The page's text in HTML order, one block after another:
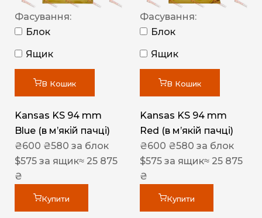
Фасування:
Блок
Ящик
В Кошик
Kansas KS 94 mm
Blue (в мʼякій пачці)
₴600 ₴580 за блок
$575 за ящик≈ 25 875
₴
Купити
Фасування:
Блок
Ящик
В Кошик
Kansas KS 94 mm
Red (в мʼякій пачці)
₴600 ₴580 за блок
$575 за ящик≈ 25 875
₴
Купити